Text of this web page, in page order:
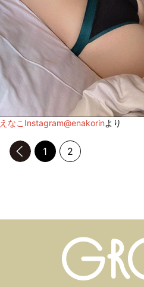
えなこInstagram@enakorinより
前のページへ
1 2